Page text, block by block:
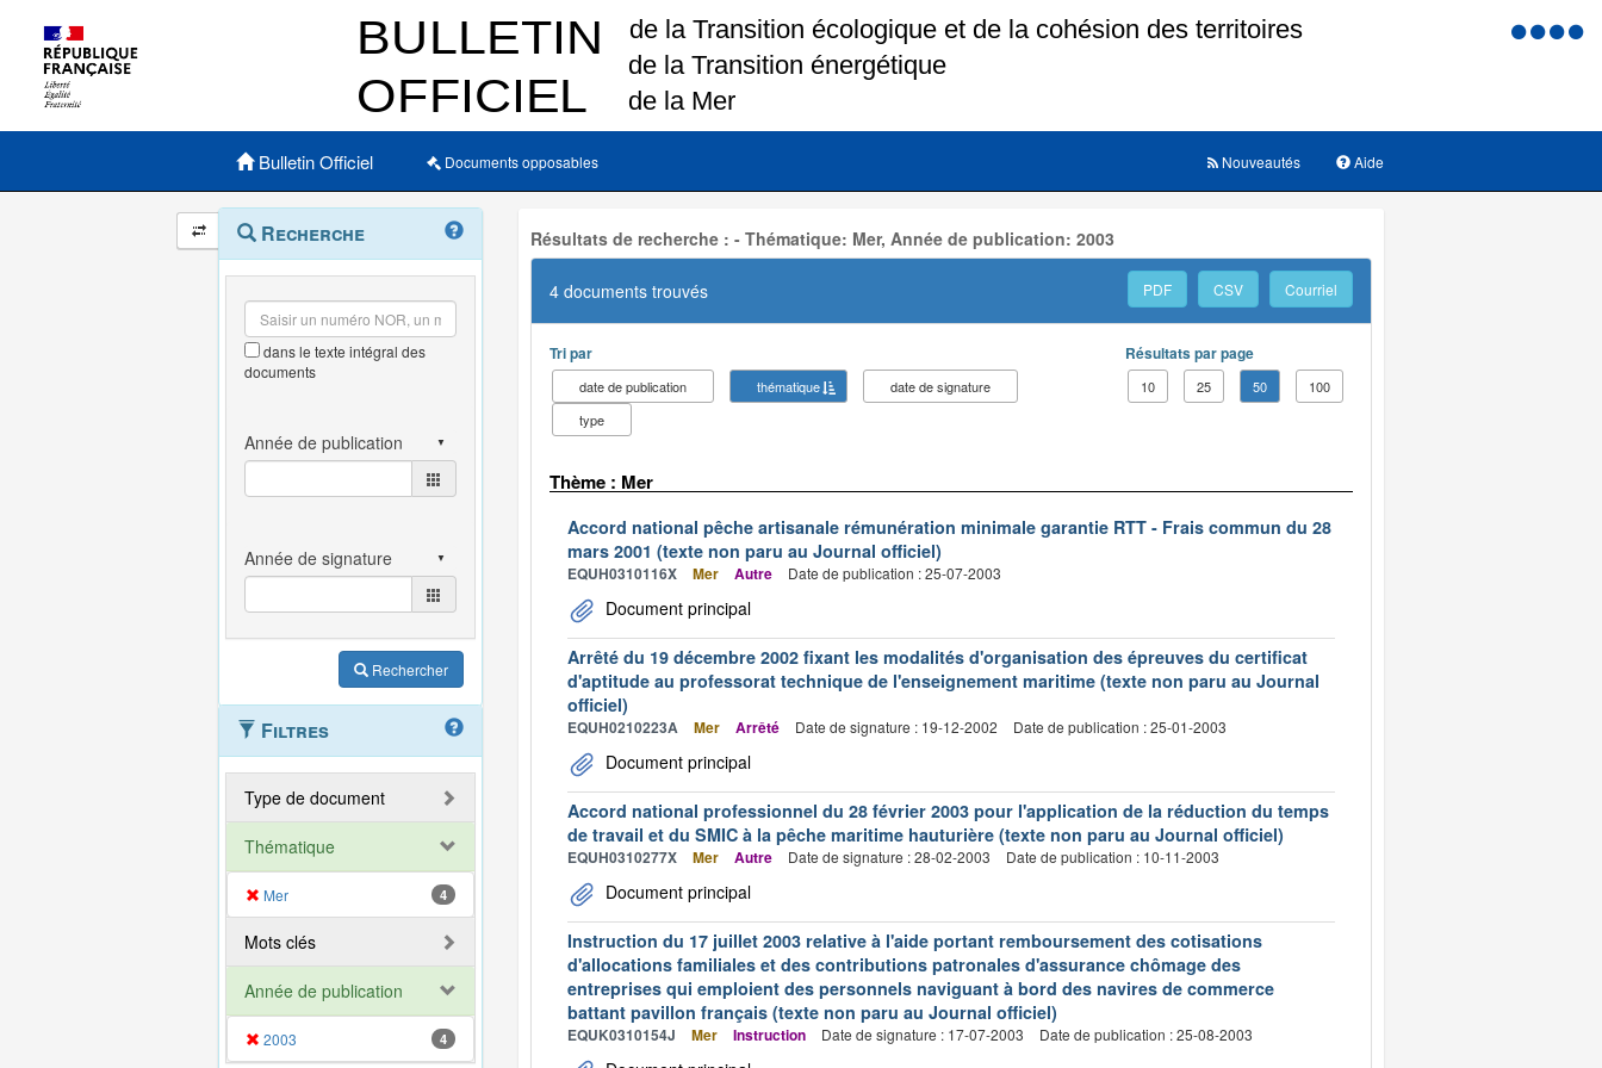
Menu
Menu principal
Bulletin Officiel Documents opposables Aide
Nouveautés
Navigation
et
outils
annexes
Menu
contextuel
Recherche
dans le texte intégral des
documents
Rechercher
Filtres
Type de document
Thématique
Mer 4
Mots clés
Année de publication
2003 4
Résultats de recherche : - Thématique: Mer, Année de publication: 2003
4 documents trouvés PDF CSV Courriel
Tri par
date de publication thématique
date de signature
type
Résultats par page
10 25 50 100
Thème : Mer
Accord national pêche artisanale rémunération minimale garantie RTT - Frais commun du 28
mars 2001 (texte non paru au Journal officiel)
EQUH0310116X Mer Autre Date de publication : 25-07-2003
Document principal
Arrêté du 19 décembre 2002 fixant les modalités d'organisation des épreuves du certificat
d'aptitude au professorat technique de l'enseignement maritime (texte non paru au Journal
officiel)
EQUH0210223A Mer Arrêté Date de signature : 19-12-2002 Date de publication : 25-01-2003
Document principal
Accord national professionnel du 28 février 2003 pour l'application de la réduction du temps
de travail et du SMIC à la pêche maritime hauturière (texte non paru au Journal officiel)
EQUH0310277X Mer Autre Date de signature : 28-02-2003 Date de publication : 10-11-2003
Document principal
Instruction du 17 juillet 2003 relative à l'aide portant remboursement des cotisations
d'allocations familiales et des contributions patronales d'assurance chômage des
entreprises qui emploient des personnels naviguant à bord des navires de commerce
battant pavillon français (texte non paru au Journal officiel)
EQUK0310154J Mer Instruction Date de signature : 17-07-2003 Date de publication : 25-08-2003